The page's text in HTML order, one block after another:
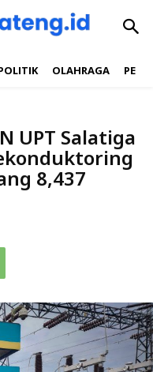
OLAHRAGA
UPT Salatiga
8,437